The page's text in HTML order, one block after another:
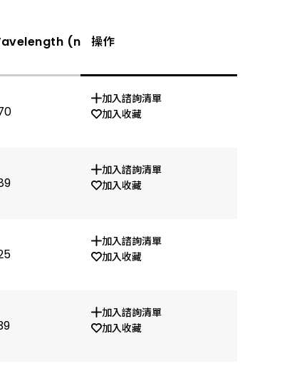
(nm)操作
1.9
加入諮詢清單
加入收藏
1.9
加入諮詢清單
加入收藏
1.9
加入諮詢清單
加入收藏
1.9
加入諮詢清單
加入收藏